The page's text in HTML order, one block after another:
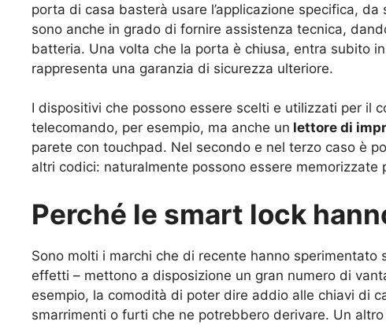
porta di casa basterà usare l’applicazione specifica,
sono anche in grado di fornire assistenza tecnica,
batteria. Una volta che la porta è chiusa, entra subito
rappresenta una garanzia di sicurezza ulteriore.
I dispositivi che possono essere scelti e utilizzati per il
telecomando, per esempio, ma anche un lettore di
parete con touchpad. Nel secondo e nel terzo caso è
altri codici: naturalmente possono essere
Perché le smart lock
Sono molti i marchi che di recente hanno sperimentato
effetti – mettono a disposizione un gran numero di
esempio, la comodità di poter dire addio alle chiavi di
smarrimenti o furti che ne potrebbero derivare. Un